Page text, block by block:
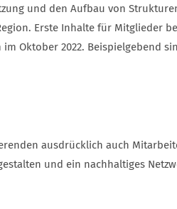
und den Aufbau von
Erste Inhalte für Mitglieder
Oktober 2022. Beispielgebend
ausdrücklich auch
und ein nachhaltiges